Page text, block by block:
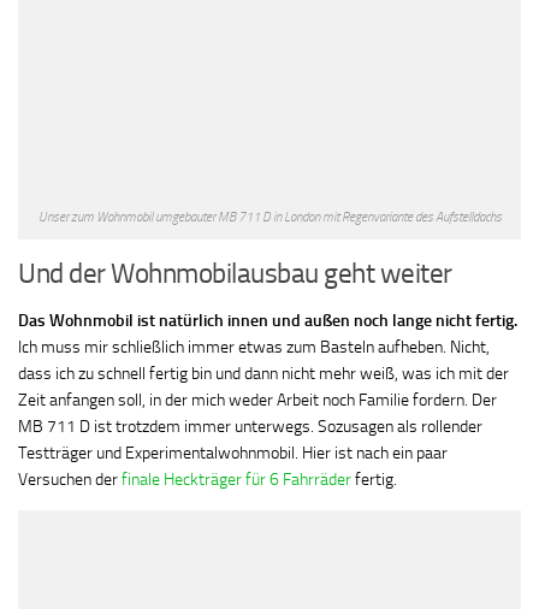
Unser zum Wohnmobil umgebauter MB 711 D in London mit Regenvariante des Aufstelldachs
Und der Wohnmobilausbau geht weiter
Das Wohnmobil ist natürlich innen und außen noch lange nicht fertig.
Ich muss mir schließlich immer etwas zum Basteln aufheben. Nicht,
dass ich zu schnell fertig bin und dann nicht mehr weiß, was ich mit der
Zeit anfangen soll, in der mich weder Arbeit noch Familie fordern. Der
MB 711 D ist trotzdem immer unterwegs. Sozusagen als rollender
Testträger und Experimentalwohnmobil. Hier ist nach ein paar
Versuchen derfinale Heckträger für 6 Fahrräderfertig.